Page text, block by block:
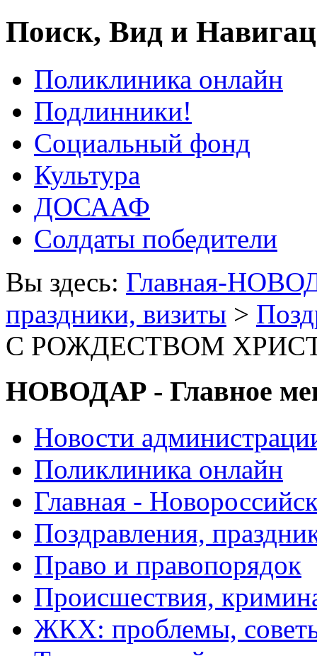
Поиск, Вид и
Поликлиника онлайн
Подлинники!
Социальный фонд
Культура
ДОСААФ
Солдаты победители
Вы здесь: Главная-
праздники, визиты >
С РОЖДЕСТВОМ
НОВОДАР - Главное
Новости
Поликлиника онлайн
Главная -
Поздравления,
Право и правопорядок
Происшествия,
ЖКХ: проблемы,